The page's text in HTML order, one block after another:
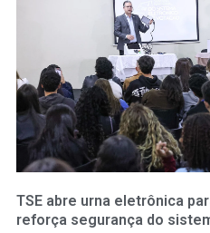
TSE abre urna eletrônica
reforça segurança do